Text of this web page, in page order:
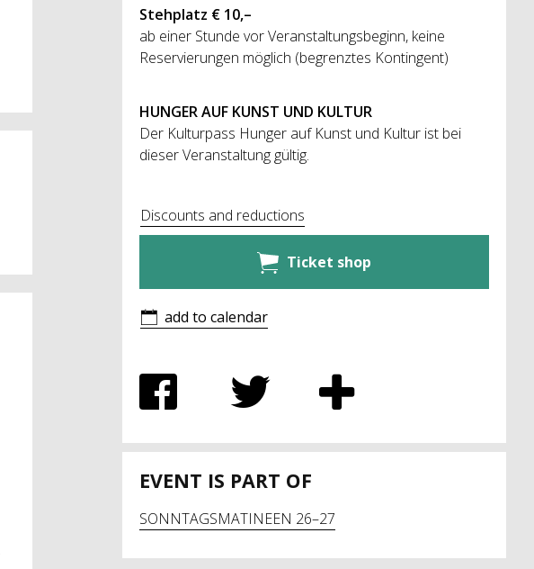
Stehplatz € 10,–
ab einer Stunde vor Veranstaltungsbeginn, keine
Reservierungen möglich (begrenztes Kontingent)
HUNGER AUF KUNST UND KULTUR
Der Kulturpass Hunger auf Kunst und Kultur ist bei
dieser Veranstaltung gültig.
Discounts and reductions
Ticket shop
add to calendar
EVENT IS PART OF
SONNTAGSMATINEEN 26–27